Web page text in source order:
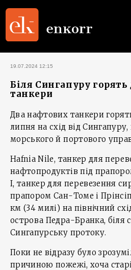
19.07.2024 12:15
Біля Сингапуру горять
танкери
Два нафтових танкери
липня на схід від Сингапуру,
морського й портового
Hafnia Nile, танкер для
нафтопродуктів під
I, танкер для перевезення
прапором Сан-Томе і
км (34 милі) на північний
острова Педра-Бранка, біля
Сингапурську протоку.
Поки не відразу було
причиною пожежі, хоча